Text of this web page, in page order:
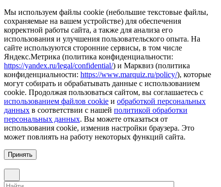
Мы используем файлы cookie (небольшие текстовые файлы,
сохраняемые на вашем устройстве) для обеспечения
корректной работы сайта, а также для анализа его
использования и улучшения пользовательского опыта. На
сайте используются сторонние сервисы, в том числе
Яндекс.Метрика (политика конфиденциальности:
https://yandex.ru/legal/confidential/) и Марквиз (политика
конфиденциальности: https://www.marquiz.ru/policy/), которые
могут собирать и обрабатывать данные с использованием
cookie. Продолжая пользоваться сайтом, вы соглашаетесь с
использованием файлов cookie и обработкой персональных
данных в соответствии с нашей политикой обработки
персональных данных. Вы можете отказаться от
использования cookie, изменив настройки браузера. Это
может повлиять на работу некоторых функций сайта.
Принять